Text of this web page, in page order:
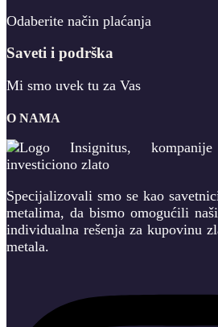
Odaberite način plaćanja
Saveti i podrška
Mi smo uvek tu za Vas
O NAMA
Specijalizovali smo se kao
metalima, da bismo omogućili
individualna rešenja za kupovinu
metala.